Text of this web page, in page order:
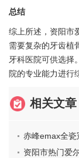
总结
综上所述，资阳市
需要复杂的牙齿植
牙科医院可供选择
院的专业能力进行
相关文章
赤峰emax全瓷
资阳市热门爱